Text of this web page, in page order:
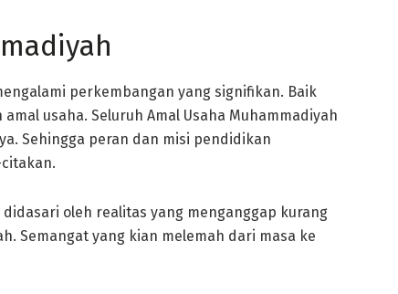
perkembangan yang signifikan. Baik
usaha. Seluruh Amal Usaha Muhammadiyah
Sehingga peran dan misi pendidikan
oleh realitas yang menganggap kurang
Semangat yang kian melemah dari masa ke